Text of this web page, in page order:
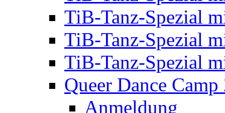
TiB-Tanz-Spezial
Queer Dance Camp
Anmeldung
Programm
QDC 2014 –